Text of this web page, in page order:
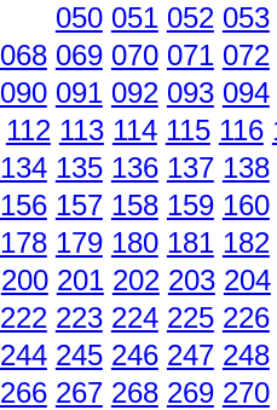
050 051 052 053
068 069 070 071 072
090 091 092 093 094
112 113 114 115 116
134 135 136 137 138
156 157 158 159 160
178 179 180 181 182
200 201 202 203 204
222 223 224 225 226
244 245 246 247 248
266 267 268 269 270